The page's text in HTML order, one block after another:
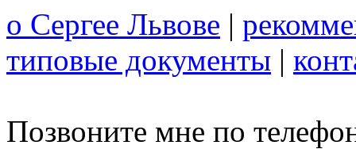
о Сергее Львове |
типовые документы |
Позвоните мне по